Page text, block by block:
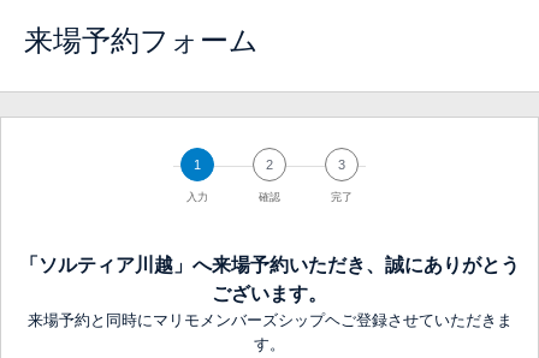
来場予約フォーム
1
入力
2
確認
3
完了
「ソルティア川越」へ来場予約いただき、誠にありがとう
ございます。
来場予約と同時にマリモメンバーズシップヘご登録させていただきま
す。